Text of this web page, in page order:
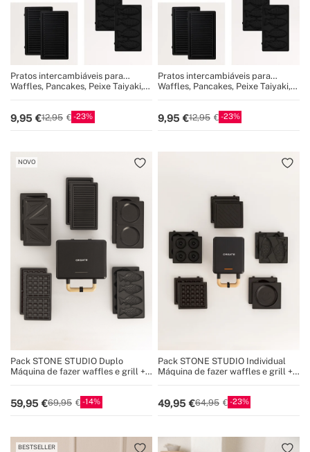
Pratos intercambiáveis para
STONE STUDIO Duplo
Waffles, Pancakes, Peixe Taiyaki,
9,95 12,95 23
Pratos intercambiáveis para
STONE STUDIO Duplo
Waffles, Pancakes, Peixe Taiyaki,
9,95 12,95 23
NOVO
Pack STONE STUDIO Duplo
Máquina de fazer waffles e grill +
59,95 69,95 14
Pack STONE STUDIO Individual
Máquina de fazer waffles e grill +
49,95 64,95 23
BESTSELLER